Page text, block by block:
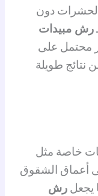
الحشرات دون
رش مبيدات
محتمل على
نتائج طويلة
خاصة مثل
أعماق الشقوق
يجعلرش